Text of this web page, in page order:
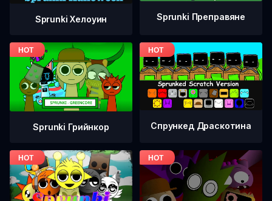
Sprunki Хелоуин Sprunki Преправяне
Sprunki Грийнкор Спрункед Драскотина